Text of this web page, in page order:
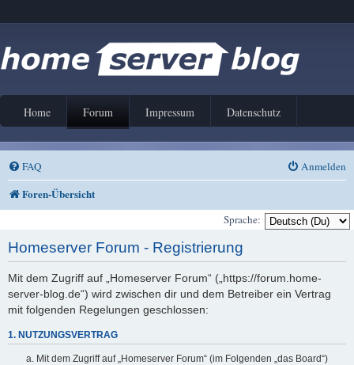
Home Forum Impressum Datenschutz
FAQ Anmelden
Foren-Übersicht
Sprache:
Homeserver Forum - Registrierung
Mit dem Zugriff auf „Homeserver Forum“ („https://forum.home-
server-blog.de“) wird zwischen dir und dem Betreiber ein Vertrag
mit folgenden Regelungen geschlossen:
1. NUTZUNGSVERTRAG
Mit dem Zugriff auf „Homeserver Forum“ (im Folgenden „das Board“)